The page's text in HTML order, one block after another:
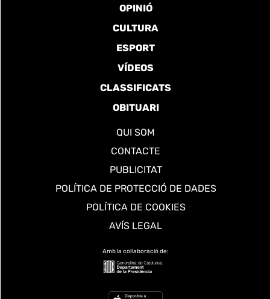
OPINIÓ
CULTURA
ESPORT
VÍDEOS
CLASSIFICATS
OBITUARI
QUI SOM
CONTACTE
PUBLICITAT
POLÍTICA DE PROTECCIÓ DE DADES
POLÍTICA DE COOKIES
AVÍS LEGAL
Amb la col·laboració de: